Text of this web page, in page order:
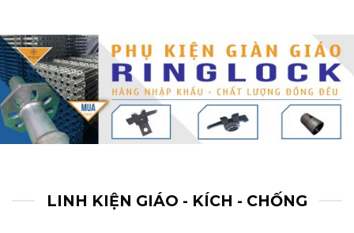
LINH KIỆN GIÁO - KÍCH - CHỐNG